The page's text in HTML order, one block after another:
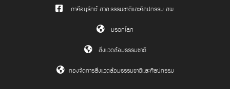
ภาคีอนุรักษ์ สวล.ธรรมชาติและศิลปกรรม สผ.
มรดกโลก
สิ่งแวดล้อมธรรมชาติ
กองจัดการสิ่งแวดล้อมธรรมชาติและศิลปกรรม